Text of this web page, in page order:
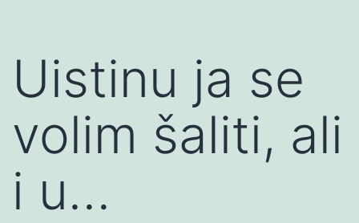
Uistinu ja se
volim šaliti, ali
i u…